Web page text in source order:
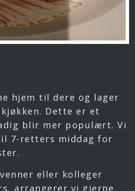
hjem til dere og lager
Dette er et
blir mer populært. Vi
7-retters middag for
eller kolleger
arrangerer vi gjerne